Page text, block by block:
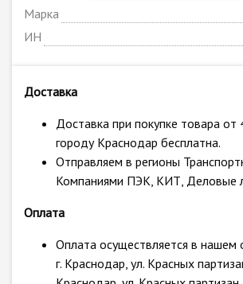
Марка
ИН
Доставка
Доставка при покупке товара от
городу Краснодар бесплатна.
Отправляем в регионы
Компаниями ПЭК, КИТ, Деловые
Оплата
Оплата осуществляется в нашем
г. Краснодар, ул. Красных